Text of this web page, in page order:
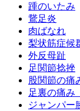
踵のいたみ
鵞足炎
肉ばなれ
梨状筋症候
外反母趾
足関節捻挫
股関節の痛
足裏の痛み
ジャンパー